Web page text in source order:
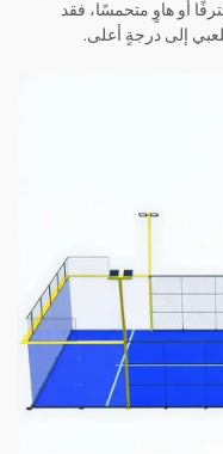
أو هاوٍ متحمسًا، فقد
إلى درجةٍ أعلى.